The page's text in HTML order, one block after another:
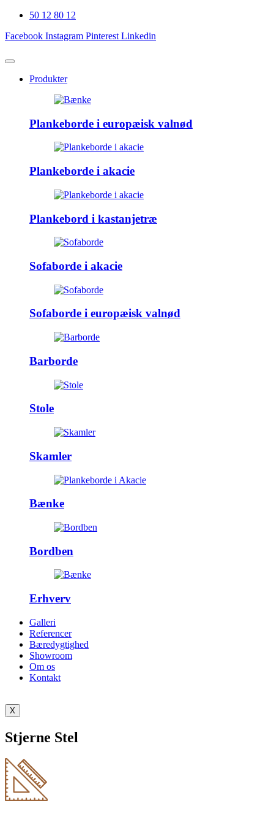
50 12 80 12
Facebook Instagram Pinterest Linkedin
Produkter
Plankeborde i europæisk valnød
Plankeborde i akacie
Plankebord i kastanjetræ
Sofaborde i akacie
Sofaborde i europæisk valnød
Barborde
Stole
Skamler
Bænke
Bordben
Erhverv
Galleri
Referencer
Bæredygtighed
Showroom
Om os
Kontakt
X
Stjerne Stel